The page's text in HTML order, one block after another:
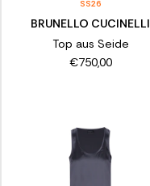
SS26
BRUNELLO CUCINELLI
Top aus Seide
€750,00